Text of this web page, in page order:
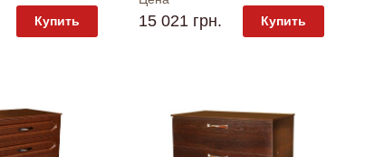
Купить 15 021 грн. Купить